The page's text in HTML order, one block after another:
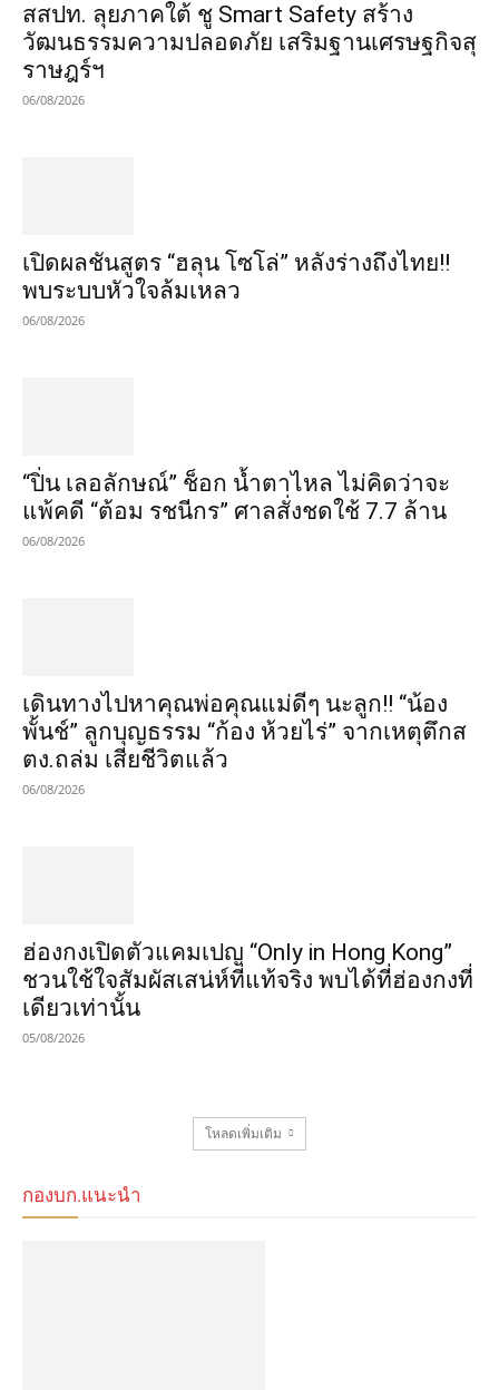
​สสปท. ลุยภาคใต้ ชู Smart Safety สร้าง
วัฒนธรรมความปลอดภัย เสริมฐานเศรษฐกิจสุ
ราษฎร์ฯ
06/08/2026
เปิดผลชันสูตร “ฮลุน โซโล่” หลังร่างถึงไทย!!
พบระบบหัวใจล้มเหลว
06/08/2026
“ปิ่น เลอลักษณ์” ช็อก น้ำตาไหล ไม่คิดว่าจะ
แพ้คดี “ต้อม รชนีกร” ศาลสั่งชดใช้ 7.7 ล้าน
06/08/2026
เดินทางไปหาคุณพ่อคุณแม่ดีๆ นะลูก!! “น้อง
พั้นช์” ลูกบุญธรรม “ก้อง ห้วยไร่” จากเหตุตึกส
ตง.ถล่ม เสียชีวิตแล้ว
06/08/2026
ฮ่องกงเปิดตัวแคมเปญ “Only in Hong Kong”
ชวนใช้ใจสัมผัสเสน่ห์ที่แท้จริง พบได้ที่ฮ่องกงที่
เดียวเท่านั้น
05/08/2026
โหลดเพิ่มเติม
กองบก.แนะนำ